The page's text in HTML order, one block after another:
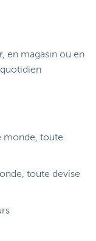
en magasin ou en
monde, toute
toute devise